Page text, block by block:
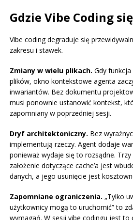
Gdzie Vibe Coding
Vibe coding degraduje się
zakresu i stawek.
Zmiany w wielu plikach. Gdy
plików, okno kontekstowe agenta
inwariantów. Bez dokumentu
musi ponownie ustanowić kontekst,
zapomniany w poprzedniej sesji.
Dryf architektoniczny. Bez
implementują rzeczy. Agent dodaje
ponieważ wydaje się to rozsądne.
założenie dotyczące cache’a jest
danych, a jego usunięcie jest
Zapomniane ograniczenia. „Tylko
użytkownicy mogą to uruchomić” to
wymagań. W sesji vibe codingu jest to